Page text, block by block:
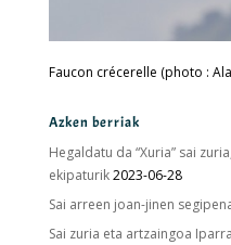
Faucon crécerelle (photo :
Azken berriak
Hegaldatu da “Xuria” sai
ekipaturik2023-06-28
Sai arreen joan-jinen
Sai zuria eta artzaingoa